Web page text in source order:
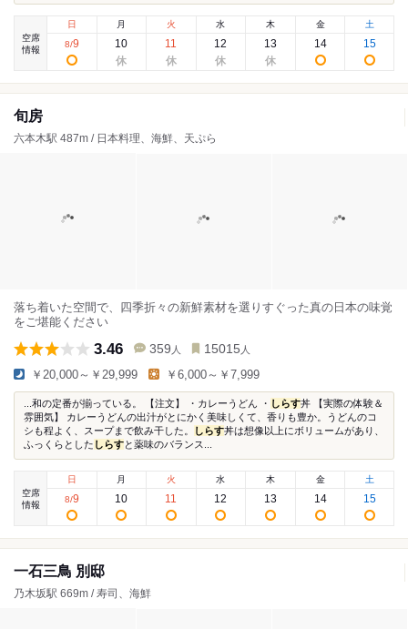
空席
情報
日
8/9
月
10
火
11
水
12
木
13
金
14
土
15
旬房
六本木駅 487m / 日本料理、海鮮、天ぷら
落ち着いた空間で、四季折々の新鮮素材を選りすぐった真の日本の味覚
をご堪能ください
3.46 359 人 15015 人
￥20,000～￥29,999 ￥6,000～￥7,999
...和の定番が揃っている。 【注文】 ・カレーうどん ・ しらす丼 【実際の体験＆
雰囲気】 カレーうどんの出汁がとにかく美味しくて、香りも豊か。うどんのコ
シも程よく、スープまで飲み干した。
しらす丼は想像以上にボリュームがあり、
ふっくらとした しらすと薬味のバランス...
空席
情報
日
8/9
月
10
火
11
水
12
木
13
金
14
土
15
一石三鳥 別邸
乃木坂駅 669m / 寿司、海鮮